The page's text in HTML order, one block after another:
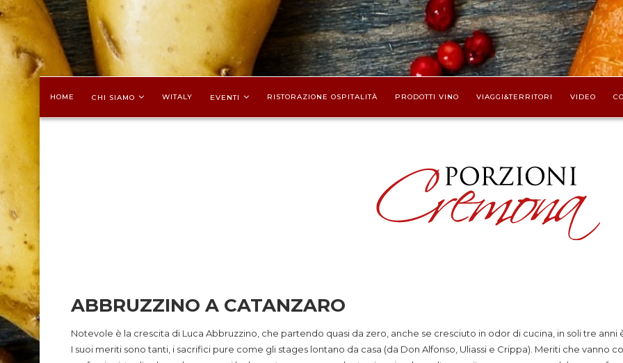
HOME CHI SIAMO WITALY EVENTI RISTORAZIONE OSPITALITÀ PRODOTTI VINO VIAGGI&TERRITORI VIDEO
ABBRUZZINO A CATANZARO
Notevole è la crescita di Luca Abbruzzino, che partendo quasi da zero, anche se cresciuto in odor di cucina, in soli tre anni
I suoi meriti sono tanti, i sacrifici pure come gli stages lontano da casa (da Don Alfonso, Uliassi e Crippa). Meriti che vanno